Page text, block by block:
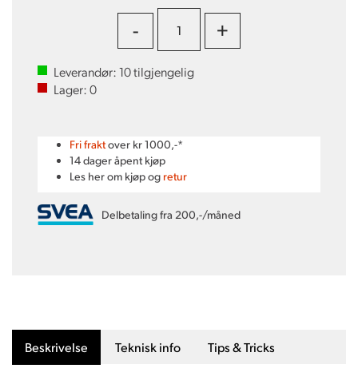
- +
Leverandør:10tilgjengelig
Lager:0
Fri fraktover kr 1000,-*
14 dager åpent kjøp
Les her om kjøp og retur
Delbetaling fra 200,-/måned
Beskrivelse Teknisk info Tips & Tricks